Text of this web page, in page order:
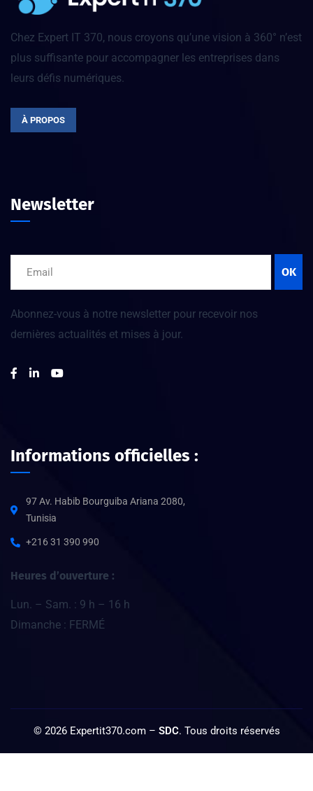
Chez Expert IT 370, nous croyons qu’une vision à 360° n’est
plus suffisante pour accompagner les entreprises dans
leurs défis numériques.
À PROPOS
Newsletter
OK
Abonnez-vous à notre newsletter pour recevoir nos
dernières actualités et mises à jour.
Informations officielles :
97 Av. Habib Bourguiba Ariana 2080,
Tunisia
+216 31 390 990
Heures d’ouverture :
Lun. – Sam. : 9 h – 16 h
Dimanche : FERMÉ
© 2026Expertit370.com – SDC. Tous droits réservés